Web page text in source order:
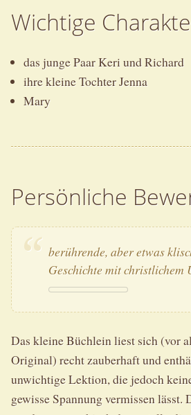
Wichtige
das junge Paar Keri und Richard
ihre kleine Tochter Jenna
Mary
Persönliche
berührende, aber etwas
Geschichte mit christlichem
Das kleine Büchlein liest sich (vor
Original) recht zauberhaft und
unwichtige Lektion, die jedoch
gewisse Spannung vermissen lässt.